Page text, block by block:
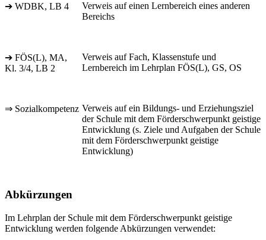
➔ WDBK, LB 4
Verweis auf einen Lernbereich eines anderen
Bereichs
➔ FÖS(L), MA,
Kl. 3/4, LB 2
Verweis auf Fach, Klassenstufe und
Lernbereich im Lehrplan FÖS(L), GS, OS
⇒ Sozialkompetenz Verweis auf ein Bildungs- und Erziehungsziel
der Schule mit dem Förderschwerpunkt geistige
Entwicklung (s. Ziele und Aufgaben der Schule
mit dem Förderschwerpunkt geistige
Entwicklung)
Abkürzungen
Im Lehrplan der Schule mit dem Förderschwerpunkt geistige
Entwicklung werden folgende Abkürzungen verwendet: